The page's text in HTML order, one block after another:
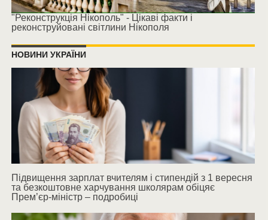
"Реконструкція Нікополь" - Цікаві факти і
реконструйовані світлини Нікополя
НОВИНИ УКРАЇНИ
Підвищення зарплат вчителям і стипендій з 1 вересня
та безкоштовне харчування школярам обіцяє
Прем’єр-міністр – подробиці